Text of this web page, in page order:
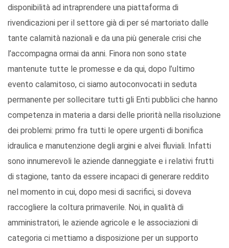
disponibilità ad intraprendere una piattaforma di
rivendicazioni per il settore già di per sé martoriato dalle
tante calamità nazionali e da una più generale crisi che
l’accompagna ormai da anni. Finora non sono state
mantenute tutte le promesse e da qui, dopo l’ultimo
evento calamitoso, ci siamo autoconvocati in seduta
permanente per sollecitare tutti gli Enti pubblici che hanno
competenza in materia a darsi delle priorità nella risoluzione
dei problemi: primo fra tutti le opere urgenti di bonifica
idraulica e manutenzione degli argini e alvei fluviali. Infatti
sono innumerevoli le aziende danneggiate e i relativi frutti
di stagione, tanto da essere incapaci di generare reddito
nel momento in cui, dopo mesi di sacrifici, si doveva
raccogliere la coltura primaverile. Noi, in qualità di
amministratori, le aziende agricole e le associazioni di
categoria ci mettiamo a disposizione per un supporto